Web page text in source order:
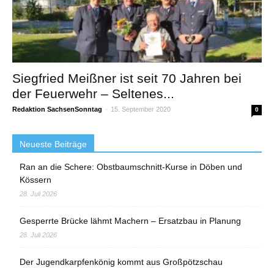
Siegfried Meißner ist seit 70 Jahren bei
der Feuerwehr – Seltenes...
Redaktion SachsenSonntag - 15. September 2020 0
Neueste Beiträge
Ran an die Schere: Obstbaumschnitt-Kurse in Döben und
Kössern
28. Juli 2026
Gesperrte Brücke lähmt Machern – Ersatzbau in Planung
28. Juli 2026
Der Jugendkarpfenkönig kommt aus Großpötzschau